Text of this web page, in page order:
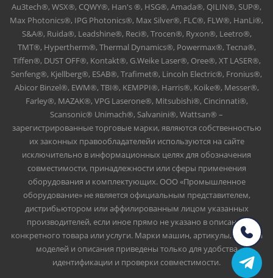
Au3tech®, WSX®, CQWY®, Han's ®, HSG®, Amada®, QILIN®, SUP®,
Max Photonics®, IPG Photonics®, Max Silver®, FLC®, FLW®, HanLi®,
S&A®, Ruida®, Leadshine®, Reci®, Trocen®, Ryxon®, Leetro®,
TMT®, Hypertherm®, Thermal Dynamics®, Powermax®, Tecna®,
Tiffen®, DUST OFF®, Kontakt®, G.Weike Laser®, Oree®, XT LASER®,
Senfeng®, Kjellberg®, ESAB®, Trafimet®, Lincoln Electric®, Fronius®,
Abicor Binzel®, EWM®, TBI®, KEMPPI®, Harris®, Koike®, Messer®,
Farley®, MAZAK®, VPG Laserone®, Mitsubishi®, Cincinnati®,
Scansonic® Unimach®, Salvanini®, Wattsan® –
зарегистрированные торговые марки, являются собственностью
их законных правообладателейи используются на сайте
исключительно в информационных целях для обозначения
совместимости, принадлежности или сферы применения
оборудования и комплектующих. ООО «Промышленное
оборудование» не является официальным представителем,
дистрибьютором или аффилированным лицом указанных
производителей, если иное прямо не указано в описании
конкретного товара или услуги. Марки машин, артикулы, номера
моделей и описания приведены только для удобства
идентификации и проверки совместимости.